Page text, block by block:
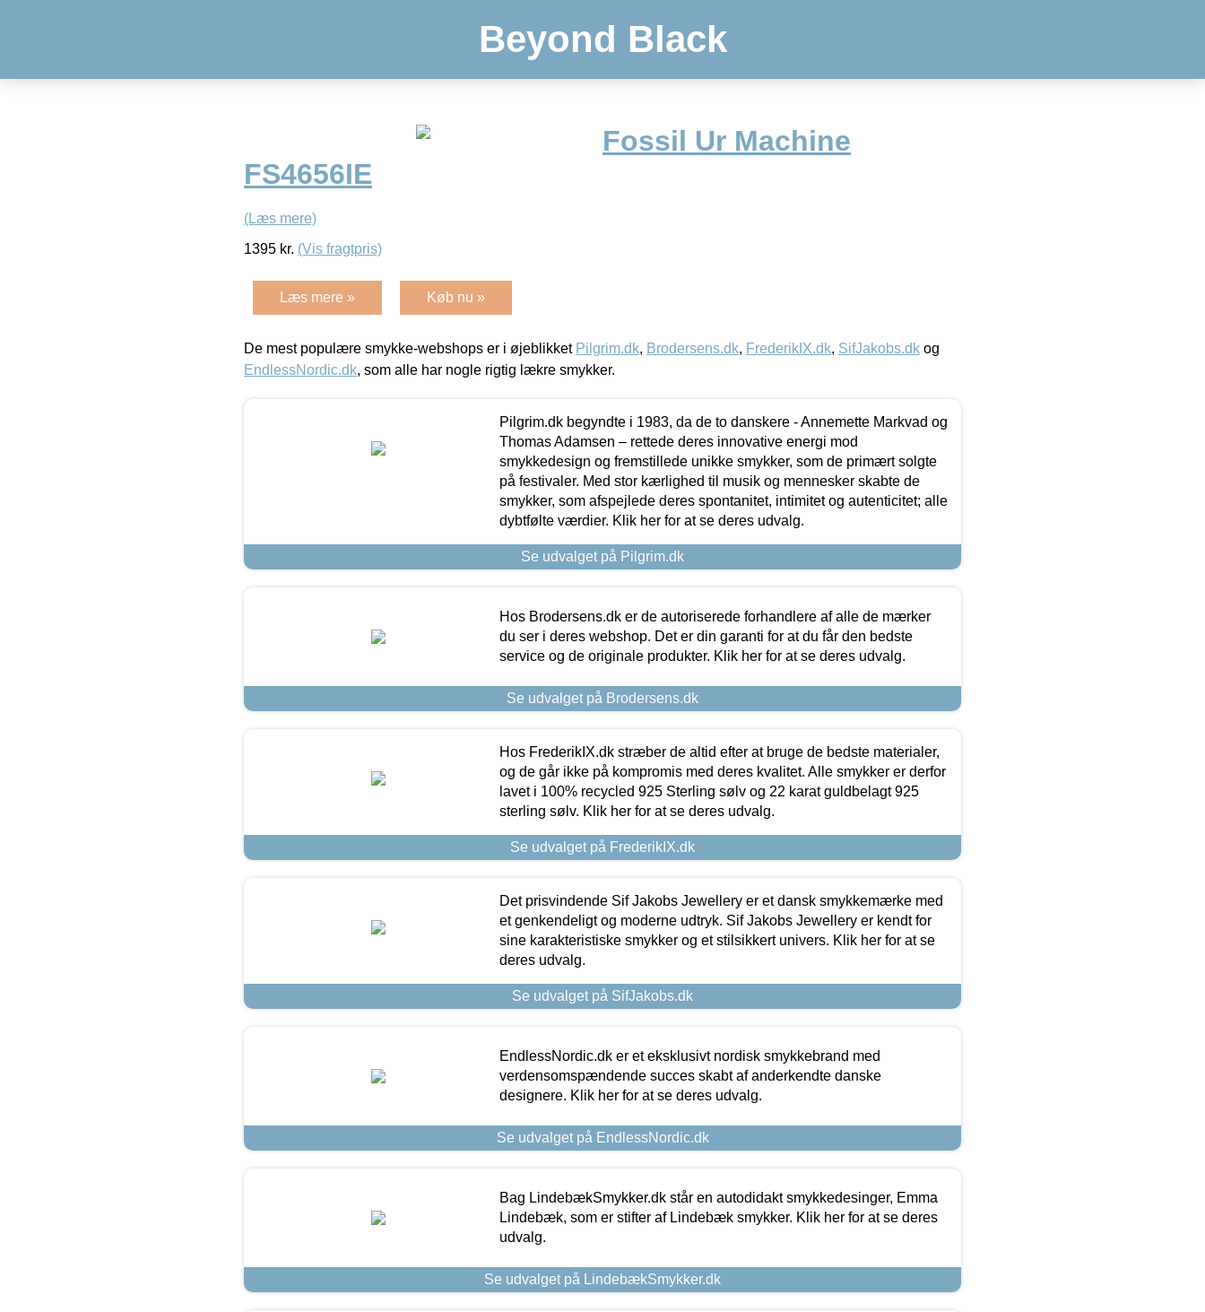
Beyond Black
Fossil Ur Machine
FS4656IE
(Læs mere)
1395 kr. (Vis fragtpris)
Læs mere » Køb nu »
De mest populære smykke-webshops er i øjeblikket Pilgrim.dk, Brodersens.dk, FrederikIX.dk, SifJakobs.dk og
EndlessNordic.dk, som alle har nogle rigtig lækre smykker.
Pilgrim.dk begyndte i 1983, da de to danskere - Annemette Markvad og
Thomas Adamsen – rettede deres innovative energi mod
smykkedesign og fremstillede unikke smykker, som de primært solgte
på festivaler. Med stor kærlighed til musik og mennesker skabte de
smykker, som afspejlede deres spontanitet, intimitet og autenticitet; alle
dybtfølte værdier. Klik her for at se deres udvalg.
Se udvalget på Pilgrim.dk
Hos Brodersens.dk er de autoriserede forhandlere af alle de mærker
du ser i deres webshop. Det er din garanti for at du får den bedste
service og de originale produkter. Klik her for at se deres udvalg.
Se udvalget på Brodersens.dk
Hos FrederikIX.dk stræber de altid efter at bruge de bedste materialer,
og de går ikke på kompromis med deres kvalitet. Alle smykker er derfor
lavet i 100% recycled 925 Sterling sølv og 22 karat guldbelagt 925
sterling sølv. Klik her for at se deres udvalg.
Se udvalget på FrederikIX.dk
Det prisvindende Sif Jakobs Jewellery er et dansk smykkemærke med
et genkendeligt og moderne udtryk. Sif Jakobs Jewellery er kendt for
sine karakteristiske smykker og et stilsikkert univers. Klik her for at se
deres udvalg.
Se udvalget på SifJakobs.dk
EndlessNordic.dk er et eksklusivt nordisk smykkebrand med
verdensomspændende succes skabt af anderkendte danske
designere. Klik her for at se deres udvalg.
Se udvalget på EndlessNordic.dk
Bag LindebækSmykker.dk står en autodidakt smykkedesinger, Emma
Lindebæk, som er stifter af Lindebæk smykker. Klik her for at se deres
udvalg.
Se udvalget på LindebækSmykker.dk